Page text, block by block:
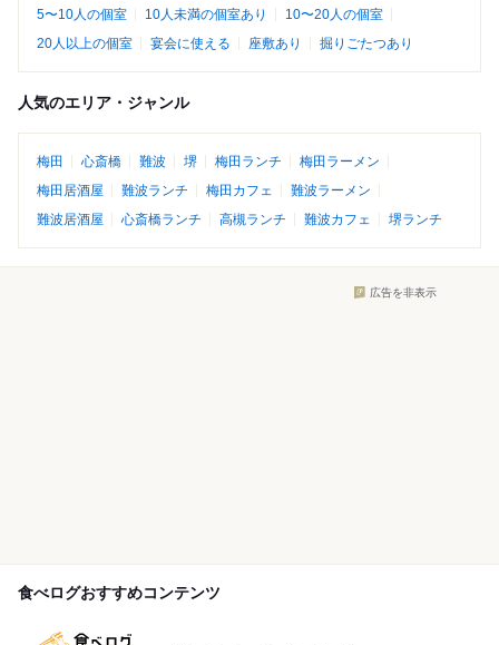
5〜10人の個室
10人未満の個室あり
10〜20人の個室
20人以上の個室
宴会に使える 座敷あり 掘りごたつあり
人気のエリア・ジャンル
梅田 心斎橋 難波 堺 梅田ランチ
梅田ラーメン
梅田居酒屋
難波ランチ 梅田カフェ
難波ラーメン
難波居酒屋
心斎橋ランチ 高槻ランチ 難波カフェ 堺ランチ
広告を非表示
食べログおすすめコンテンツ